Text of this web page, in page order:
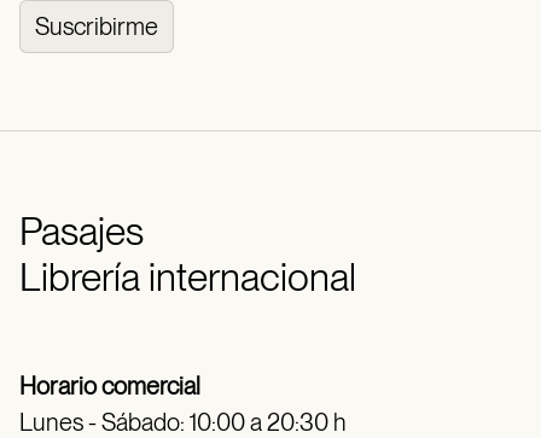
Suscribirme
Pasajes
Librería internacional
Horario comercial
Lunes - Sábado: 10:00 a 20:30 h